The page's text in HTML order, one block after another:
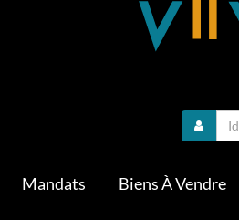
Mandats Biens À Vendre